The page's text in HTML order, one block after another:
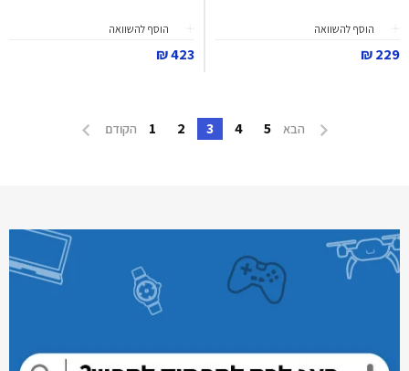
הוסף להשוואה
229 ₪
הוסף להשוואה
423 ₪
הבא 5
4
3
2
1 הקודם